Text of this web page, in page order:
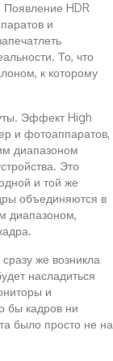
Появление HDR
и
То, что
к которому
Эффект High
и фотоаппаратов,
диапазоном
Это
и той же
объединяются в
диапазоном,
же возникла
насладиться
и
бы кадров ни
было просто не на